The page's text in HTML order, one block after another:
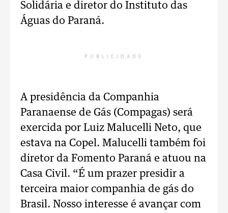
Solidária e diretor do Instituto das
Águas do Paraná.
PUBLICIDADE
A presidência da Companhia
Paranaense de Gás (Compagas) será
exercida por Luiz Malucelli Neto, que
estava na Copel. Malucelli também foi
diretor da Fomento Paraná e atuou na
Casa Civil. “É um prazer presidir a
terceira maior companhia de gás do
Brasil. Nosso interesse é avançar com